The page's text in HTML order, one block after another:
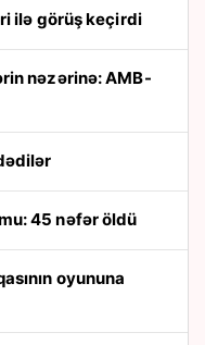
ilə görüş keçirdi
45 nəfər öldü